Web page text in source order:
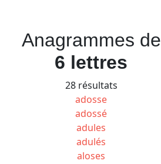
Anagrammes de
6 lettres
28 résultats
adosse
adossé
adules
adulés
aloses